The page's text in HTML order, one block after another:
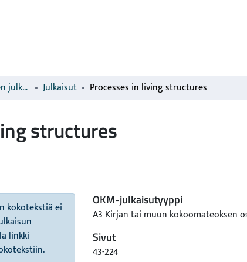
Luonnonvarakeskuksen julkaisut Julkaisut Processes in living structures
structures
kokotekstiä ei
linkki
OKM-julkaisutyyppi
A3 Kirjan tai muun kokoomateoksen
Sivut
43-224